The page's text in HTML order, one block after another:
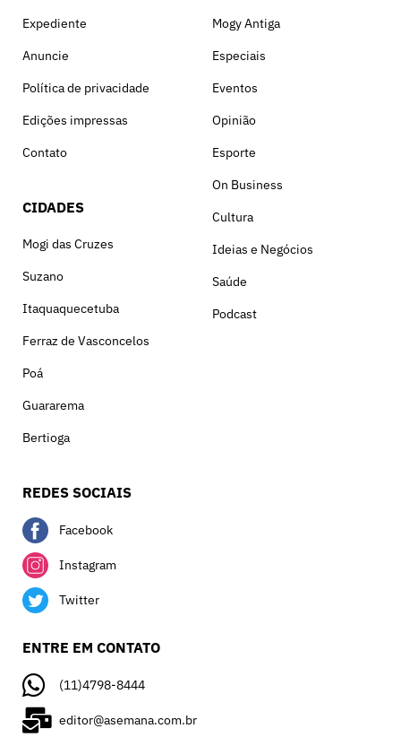
Expediente
Anuncie
Política de privacidade
Edições impressas
Contato
CIDADES
Mogi das Cruzes
Suzano
Itaquaquecetuba
Ferraz de Vasconcelos
Poá
Guararema
Bertioga
Mogy Antiga
Especiais
Eventos
Opinião
Esporte
On Business
Cultura
Ideias e Negócios
Saúde
Podcast
REDES SOCIAIS
Facebook
Instagram
Twitter
ENTRE EM CONTATO
(11)4798-8444
editor@asemana.com.br